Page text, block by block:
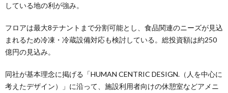
している地の利が強み。
フロアは最大8テナントまで分割可能とし、食品関連のニーズが見込
まれるため冷凍・冷蔵設備対応も検討している。総投資額は約250
億円の見込み。
同社が基本理念に掲げる「HUMAN CENTRIC DESIGN.（人を中心に
考えたデザイン）」に沿って、施設利用者向けの休憩室などアメニ